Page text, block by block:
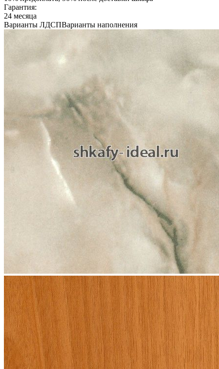
Гарантия:
24 месяца
Варианты ЛДСПВарианты наполнения